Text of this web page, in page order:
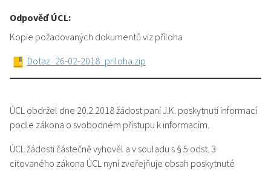
Odpověď ÚCL:
Kopie požadovaných dokumentů viz příloha
Dotaz_26-02-2018_priloha.zip
ÚCL obdržel dne 20.2.2018 žádost paní J.K. poskytnutí informací
podle zákona o svobodném přístupu k informacím.
ÚCL žádosti částečně vyhověl a v souladu s § 5 odst. 3
citovaného zákona ÚCL nyní zveřejňuje obsah poskytnuté